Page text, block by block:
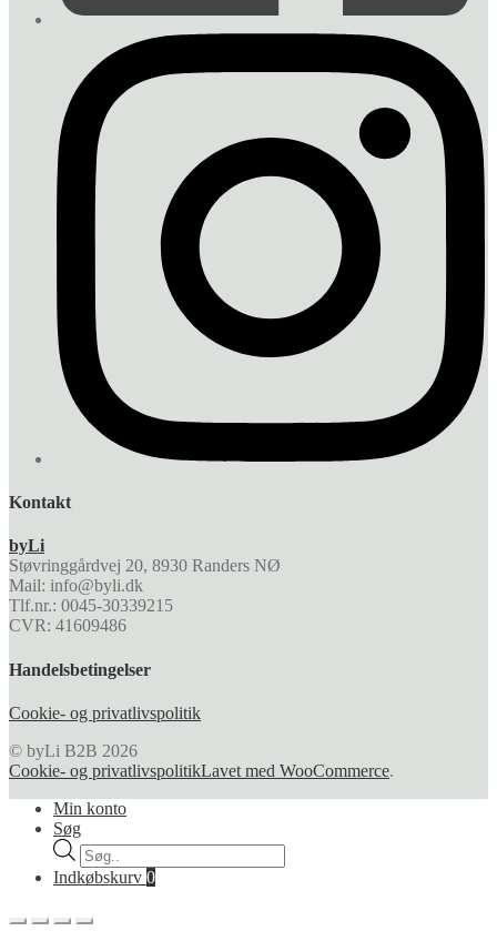
Kontakt
byLi
Støvringgårdvej 20, 8930 Randers NØ
Mail: info@byli.dk
Tlf.nr.: 0045-30339215
CVR: 41609486
Handelsbetingelser
Cookie- og privatlivspolitik
© byLi B2B 2026
Cookie- og privatlivspolitikLavet med WooCommerce.
Min konto
Søg
Products
search
Indkøbskurv 0